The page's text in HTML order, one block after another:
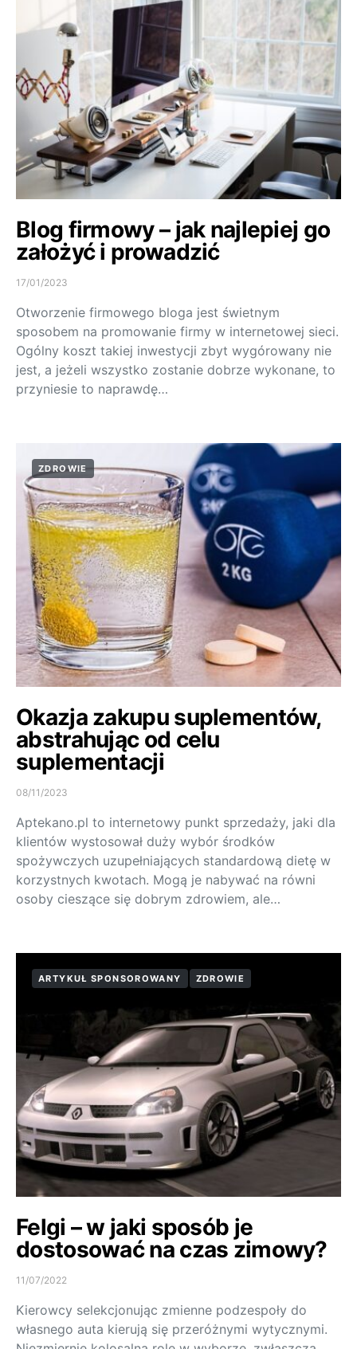
Blog firmowy – jak najlepiej go
założyć i prowadzić
17/01/2023
Otworzenie firmowego bloga jest świetnym
sposobem na promowanie firmy w internetowej sieci.
Ogólny koszt takiej inwestycji zbyt wygórowany nie
jest, a jeżeli wszystko zostanie dobrze wykonane, to
przyniesie to naprawdę…
ZDROWIE
Okazja zakupu suplementów,
abstrahując od celu
suplementacji
08/11/2023
Aptekano.pl to internetowy punkt sprzedaży, jaki dla
klientów wystosował duży wybór środków
spożywczych uzupełniających standardową dietę w
korzystnych kwotach. Mogą je nabywać na równi
osoby cieszące się dobrym zdrowiem, ale…
ARTYKUŁ SPONSOROWANY ZDROWIE
Felgi – w jaki sposób je
dostosować na czas zimowy?
11/07/2022
Kierowcy selekcjonując zmienne podzespoły do
własnego auta kierują się przeróżnymi wytycznymi.